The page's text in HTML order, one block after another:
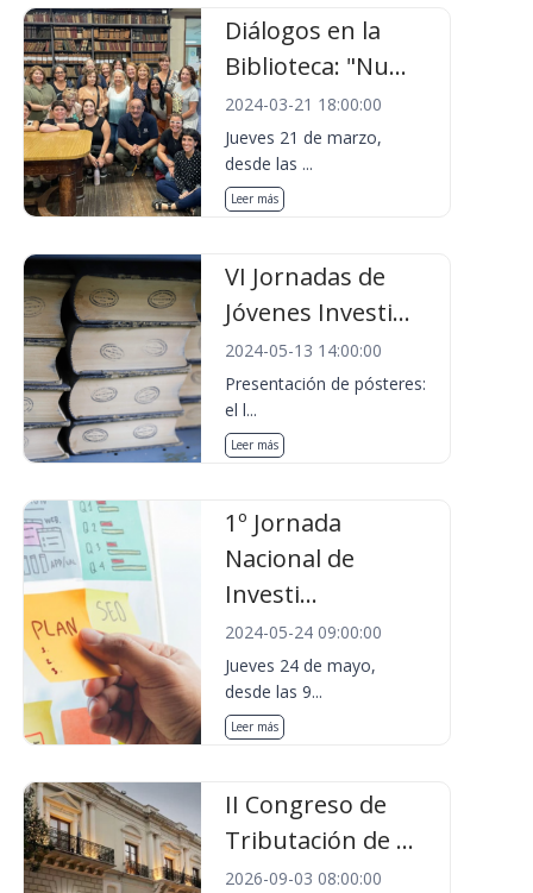
Diálogos en la
Biblioteca: "Nu...
2024-03-21 18:00:00
Jueves 21 de marzo,
desde las ...
Leer más
VI Jornadas de
Jóvenes Investi...
2024-05-13 14:00:00
Presentación de pósteres:
el l...
Leer más
1º Jornada
Nacional de
Investi...
2024-05-24 09:00:00
Jueves 24 de mayo,
desde las 9...
Leer más
II Congreso de
Tributación de ...
2026-09-03 08:00:00